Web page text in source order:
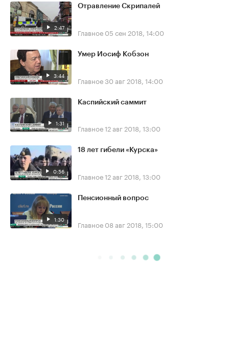
2:47
Отравление Скрипалей
Главное 05 сен 2018, 14:00
3:44
Умер Иосиф Кобзон
Главное30 авг 2018, 14:00
1:31
Каспийский саммит
Главное12 авг 2018, 13:00
0:56
18 лет гибели «Курска»
Главное12 авг 2018, 13:00
1:30
Пенсионный вопрос
Главное 08 авг 2018, 15:00